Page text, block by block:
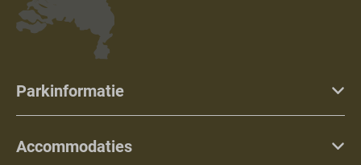
Parkinformatie
Accommodaties